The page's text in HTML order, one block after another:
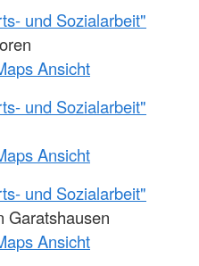
und Sozialarbeit"
Ansicht
und Sozialarbeit"
Ansicht
und Sozialarbeit"
Garatshausen
Ansicht